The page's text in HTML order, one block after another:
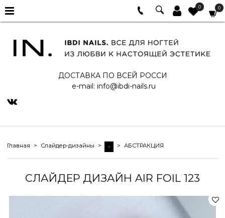
0 0
ДОСТАВКА ПО ВСЕЙ РОССИ
e-mail: info@ibdi-nails.ru
Главная Слайдер-дизайны - АБСТРАКЦИЯ
СЛАЙДЕР ДИЗАЙН AIR FOIL 123